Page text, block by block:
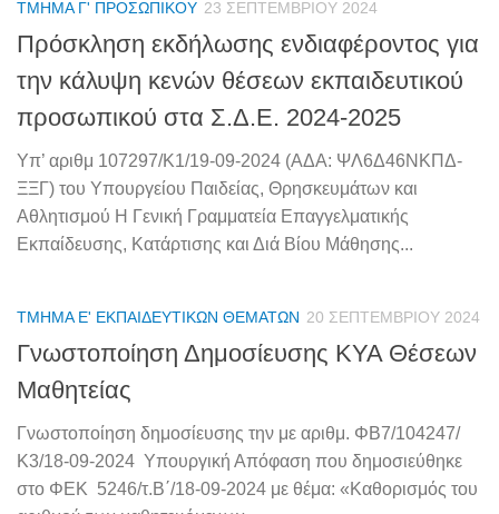
ΤΜΉΜΑ Γ' ΠΡΟΣΩΠΙΚΟΎ 23 ΣΕΠΤΕΜΒΡΊΟΥ 2024
Πρόσκληση εκδήλωσης ενδιαφέροντος για
την κάλυψη κενών θέσεων εκπαιδευτικού
προσωπικού στα Σ.Δ.Ε. 2024-2025
Υπ’ αριθμ 107297/K1/19-09-2024 (ΑΔΑ: ΨΛ6Δ46ΝΚΠΔ-
ΞΞΓ) του Υπουργείου Παιδείας, Θρησκευμάτων και
Αθλητισμού Η Γενική Γραμματεία Επαγγελματικής
Εκπαίδευσης, Κατάρτισης και Διά Βίου Μάθησης...
ΤΜΉΜΑ Ε' ΕΚΠΑΙΔΕΥΤΙΚΏΝ ΘΕΜΆΤΩΝ 20 ΣΕΠΤΕΜΒΡΊΟΥ 2024
Γνωστοποίηση Δημοσίευσης ΚΥΑ Θέσεων
Μαθητείας
Γνωστοποίηση δημοσίευσης την με αριθμ. ΦΒ7/104247/
Κ3/18-09-2024 Υπουργική Απόφαση που δημοσιεύθηκε
στο ΦΕΚ 5246/τ.Β΄/18-09-2024 με θέμα: «Καθορισμός του